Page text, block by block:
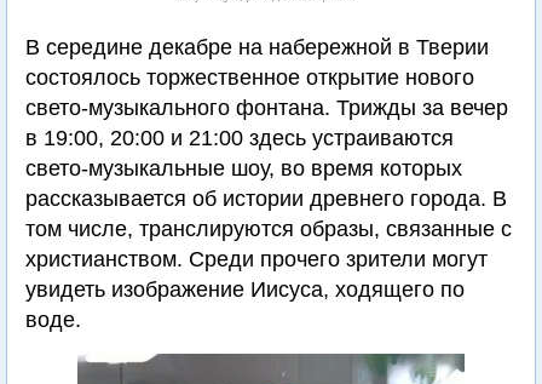
В середине декабре на набережной в Тверии
состоялось торжественное открытие нового
свето-музыкального фонтана. Трижды за вечер
в 19:00, 20:00 и 21:00 здесь устраиваются
свето-музыкальные шоу, во время которых
рассказывается об истории древнего города. В
том числе, транслируются образы, связанные с
христианством. Среди прочего зрители могут
увидеть изображение Иисуса, ходящего по
воде.